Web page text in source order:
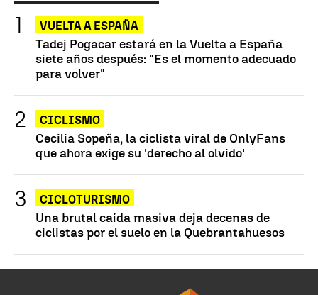
VUELTA A ESPAÑA
Tadej Pogacar estará en la Vuelta a España
siete años después: "Es el momento adecuado
para volver"
CICLISMO
Cecilia Sopeña, la ciclista viral de OnlyFans
que ahora exige su 'derecho al olvido'
CICLOTURISMO
Una brutal caída masiva deja decenas de
ciclistas por el suelo en la Quebrantahuesos